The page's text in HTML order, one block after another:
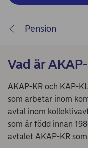
Pension
Vad är
AKAP-KR och KAP-
som arbetar inom
avtal inom
som är född innan
avtalet AKAP-KR